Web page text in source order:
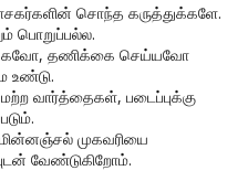
சொந்த கருத்துக்களே.
பொறுப்பல்ல.
தணிக்கை செய்யவோ
உண்டு.
வார்த்தைகள், படைப்புக்கு
முகவரியை
வேண்டுகிறோம்.